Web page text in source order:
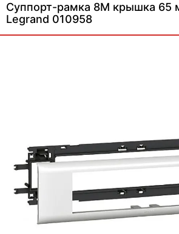
Суппорт-рамка 8М крышка 65
Legrand 010958